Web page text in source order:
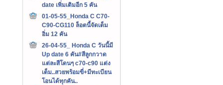
date เพิ่มเติมอีก 5 คัน
01-05-55_Honda C C70-
C90-CG110 ล็อตนี้จัดเต็ม
อิ่ม 12 คัน
26-04-55_ Honda C วันนี้มี
Up date 6 คัน#สีลูกกวาด
แต่ละสีโดนๆ c70-c90 แต่ง
เต็ม..สวยพร้อมขี่+มีทะเบียน
โอนได้ทุกคัน..